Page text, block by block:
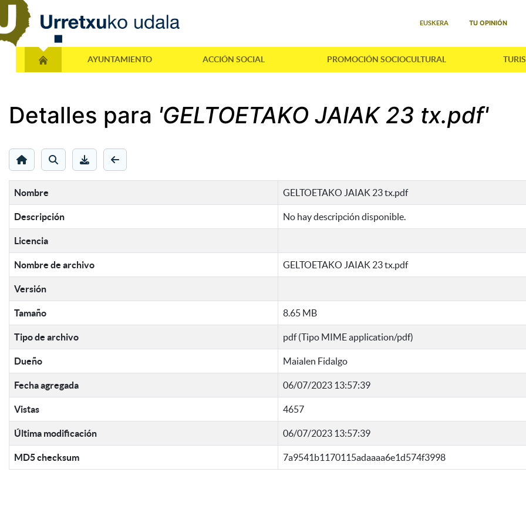
EUSKERA TU OPINIÓN
AYUNTAMIENTO ACCIÓN SOCIAL PROMOCIÓN SOCIOCULTURAL
Detalles para 'GELTOETAKO JAIAK 23 tx.pdf'
Nombre GELTOETAKO JAIAK 23 tx.pdf
Descripción No hay descripción disponible.
Licencia
Nombre de archivo GELTOETAKO JAIAK 23 tx.pdf
Versión
Tamaño 8.65 MB
Tipo de archivo pdf (Tipo MIME application/pdf)
Dueño Maialen Fidalgo
Fecha agregada 06/07/2023 13:57:39
Vistas 4657
Última modificación 06/07/2023 13:57:39
MD5 checksum 7a9541b1170115adaaaa6e1d574f3998